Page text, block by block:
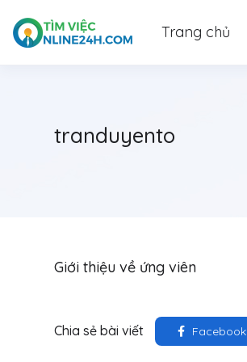
Trang chủ
tranduyento
Giới thiệu về ứng viên
Chia sẻ bài viết Facebook